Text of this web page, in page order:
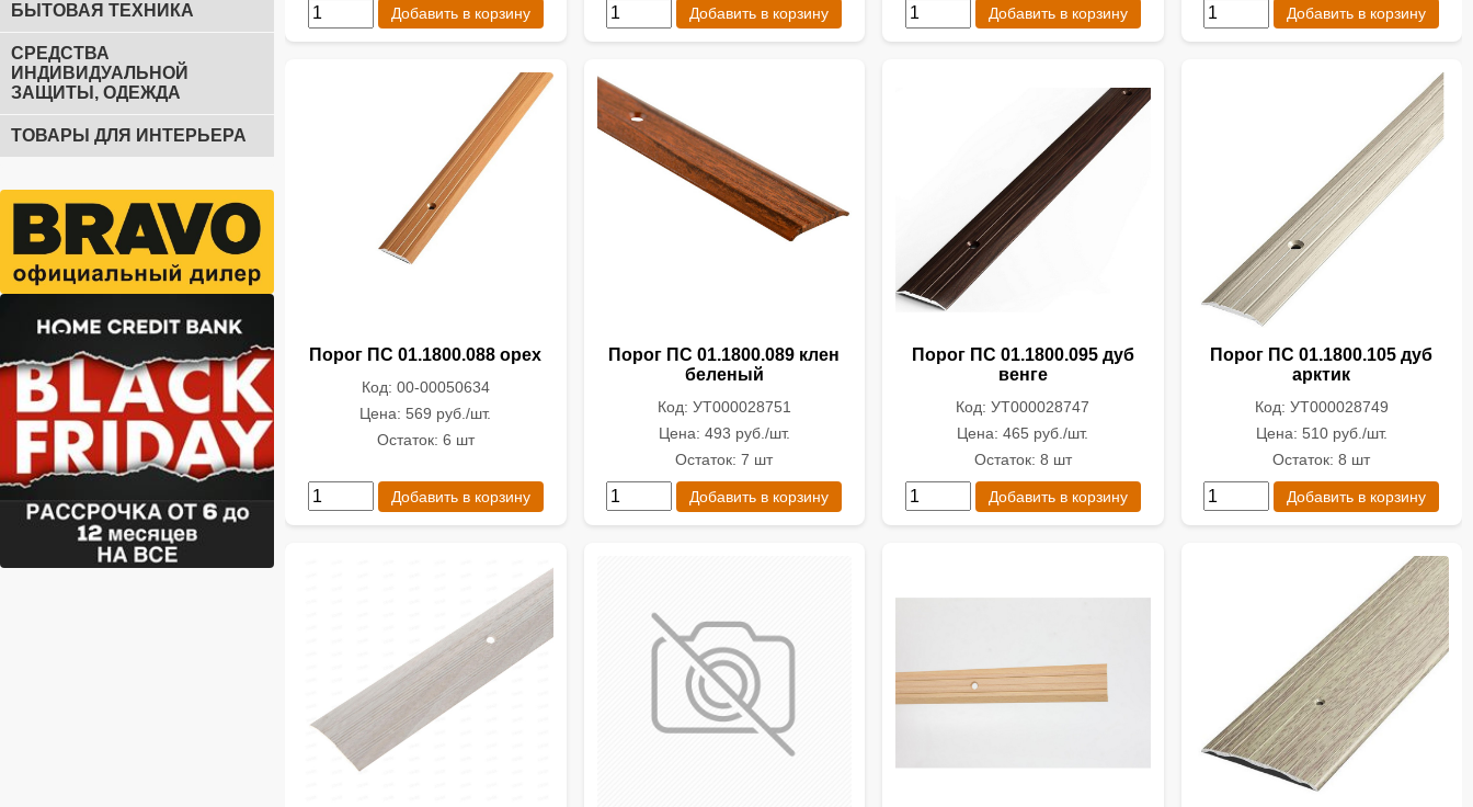
БЫТОВАЯ ТЕХНИКА
СРЕДСТВА
ИНДИВИДУАЛЬНОЙ
ЗАЩИТЫ, ОДЕЖДА
ТОВАРЫ ДЛЯ ИНТЕРЬЕРА
Добавить в корзину Добавить в корзину Добавить в корзину Добавить в корзину
Порог ПС 01.1800.088 орех
Код: 00-00050634
Цена: 569 руб./шт.
Остаток: 6 шт
Добавить в корзину
Порог ПС 01.1800.089 клен
беленый
Код: УТ000028751
Цена: 493 руб./шт.
Остаток: 7 шт
Добавить в корзину
Порог ПС 01.1800.095 дуб
венге
Код: УТ000028747
Цена: 465 руб./шт.
Остаток: 8 шт
Добавить в корзину
Порог ПС 01.1800.105 дуб
арктик
Код: УТ000028749
Цена: 510 руб./шт.
Остаток: 8 шт
Добавить в корзину